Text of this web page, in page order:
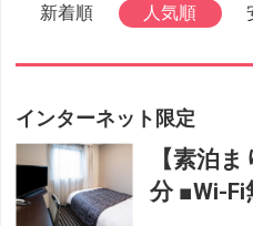
新着順 人気順
インターネット限定
【素泊
分 ■Wi-Fi